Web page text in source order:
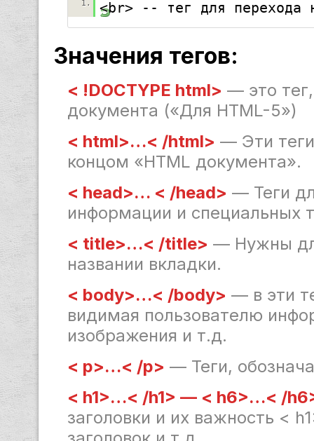
1. <br> -- тег для перехода
Значения тегов:
< !DOCTYPE html> — это
документа («Для HTML-5»)
< html>…< /html> — Эти
концом «HTML документа».
< head>… < /head> — Теги
информации и специальных
< title>…< /title> — Нужны
названии вкладки.
< body>…< /body> — в эти
видимая пользователю
изображения и т.д.
< p>…< /p> — Теги,
< h1>…< /h1> — < h6>…< /
заголовки и их важность <